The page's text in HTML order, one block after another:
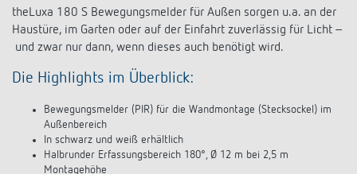
theLuxa 180 S Bewegungsmelder für Außen sorgen u.a. an der
Haustüre, im Garten oder auf der Einfahrt zuverlässig für Licht –
und zwar nur dann, wenn dieses auch benötigt wird.
Die Highlights im Überblick:
Bewegungsmelder (PIR) für die Wandmontage (Stecksockel) im
Außenbereich
In schwarz und weiß erhältlich
Halbrunder Erfassungsbereich 180°, Ø 12 m bei 2,5 m
Montagehöhe